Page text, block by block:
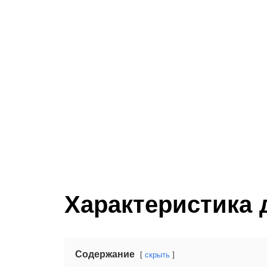
Характеристика
Содержание скрыть